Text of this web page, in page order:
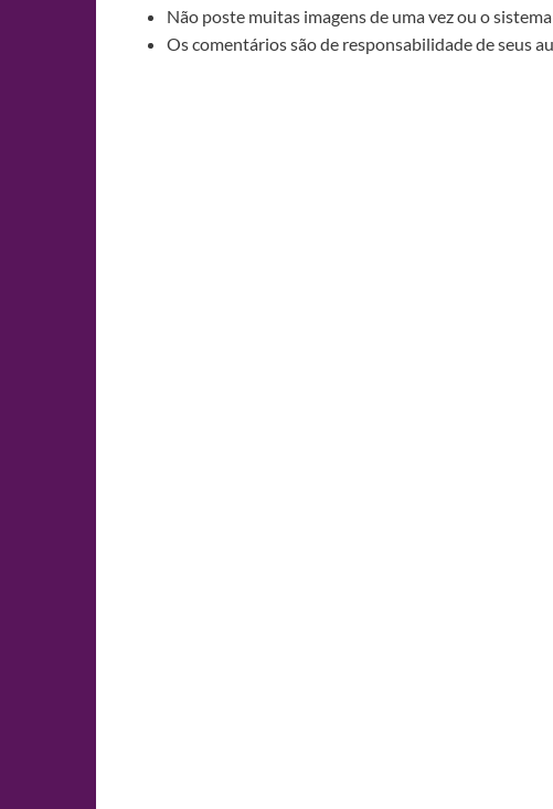
Não poste muitas imagens de uma vez ou o
Os comentários são de responsabilidade de seus